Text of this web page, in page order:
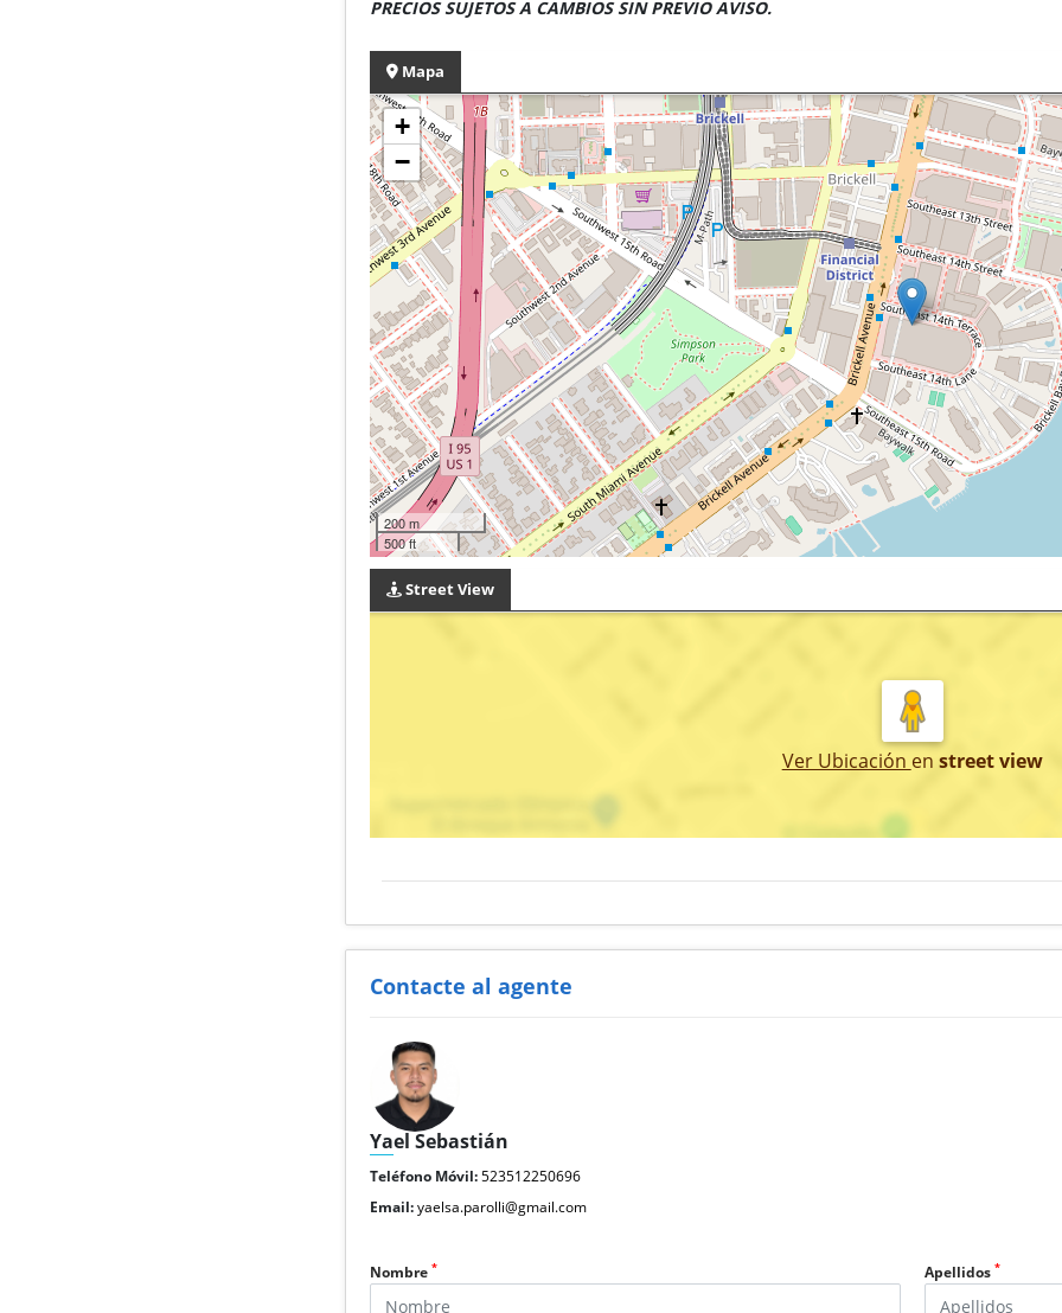
PRECIOS SUJETOS A CAMBIOS SIN PREVIO AVISO.
Mapa
+
−
200 m
500 ft
Street View
Ver Ubicación en street view
Contacte al agente
Yael Sebastián
Teléfono Móvil:523512250696
Email:yaelsa.parolli@gmail.com
Nombre* Apellidos *